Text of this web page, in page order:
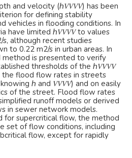
and velocity (ℎ𝑉𝑉𝑉𝑉) has been
for defining stability
vehicles in flooding conditions. In
have limited ℎ𝑉𝑉𝑉𝑉 to values
/s, although recent studies
to 0.22 m2/s in urban areas. In
is presented to verify
thresholds of the ℎ𝑉𝑉𝑉𝑉
flood flow rates in streets
ℎ and 𝑉𝑉𝑉𝑉) and on easily
of the street. Flood flow rates
runoff models or derived
in sewer network models.
for supercritical flow, the method
set of flow conditions, including
flow, except for rapidly